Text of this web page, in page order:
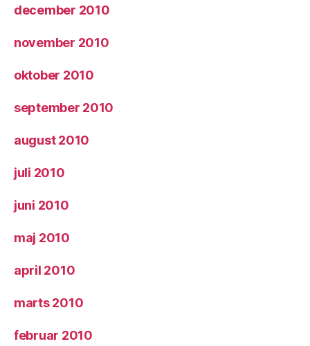
december 2010
november 2010
oktober 2010
september 2010
august 2010
juli 2010
juni 2010
maj 2010
april 2010
marts 2010
februar 2010